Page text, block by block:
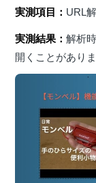
実測項目： URL
実測結果：解析
開くことがありま